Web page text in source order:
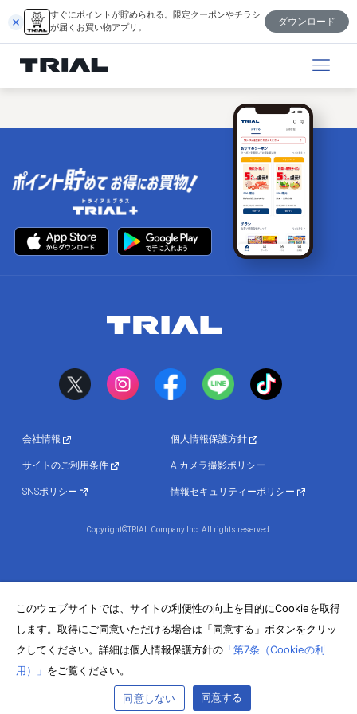
を
キ
すぐにポイントが貯められる。限定クーポンやチラシ
が届くお買い物アプリ。
ダウンロード
会社情報 個人情報保護方針
サイトのご利用条件 AIカメラ撮影ポリシー
SNSポリシー 情報セキュリティーポリシー
Copyright©TRIAL Company Inc. All rights reserved.
このウェブサイトでは、サイトの利便性の向上を目的にCookieを取得
します。取得にご同意いただける場合は「同意する」ボタンをクリッ
クしてください。詳細は個人情報保護方針の 「第7条（Cookieの利
用）」 をご覧ください。
同意する
同意しない